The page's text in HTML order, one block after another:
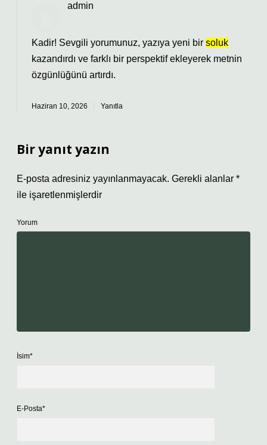
admin
Kadir! Sevgili yorumunuz, yazıya yeni bir soluk
kazandırdı ve farklı bir perspektif ekleyerek metnin
özgünlüğünü artırdı.
Haziran 10, 2026 Yanıtla
Bir yanıt yazın
E-posta adresiniz yayınlanmayacak. Gerekli alanlar *
ile işaretlenmişlerdir
Yorum
İsim*
E-Posta*